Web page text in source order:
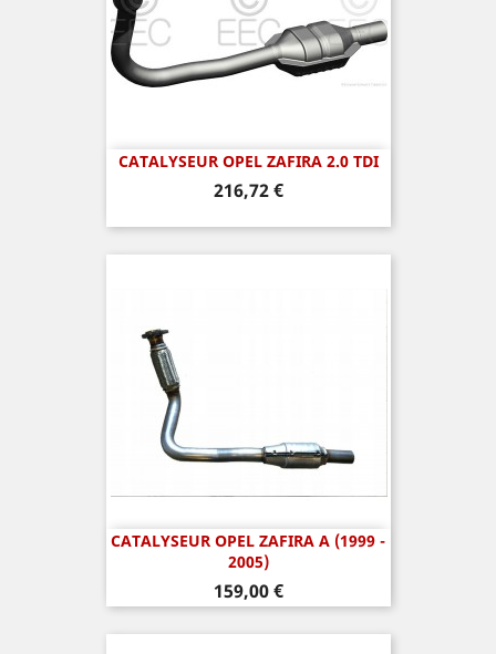
CATALYSEUR OPEL ZAFIRA 2.0 TDI
Prix
216,72 €
CATALYSEUR OPEL ZAFIRA A (1999 -
2005)
Prix
159,00 €